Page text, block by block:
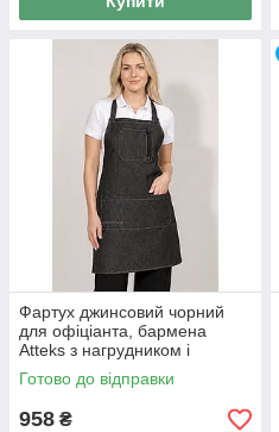
Фартух джинсовий чорний
для офіціанта, бармена
Atteks з нагрудником і
кишенею - 00247
Готово до відправки
958 ₴